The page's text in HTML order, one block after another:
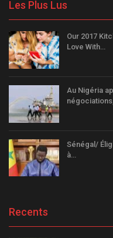
Les Plus Lus
Our 2017
Love With…
Au Nigéria
Sénégal/
à…
Recents